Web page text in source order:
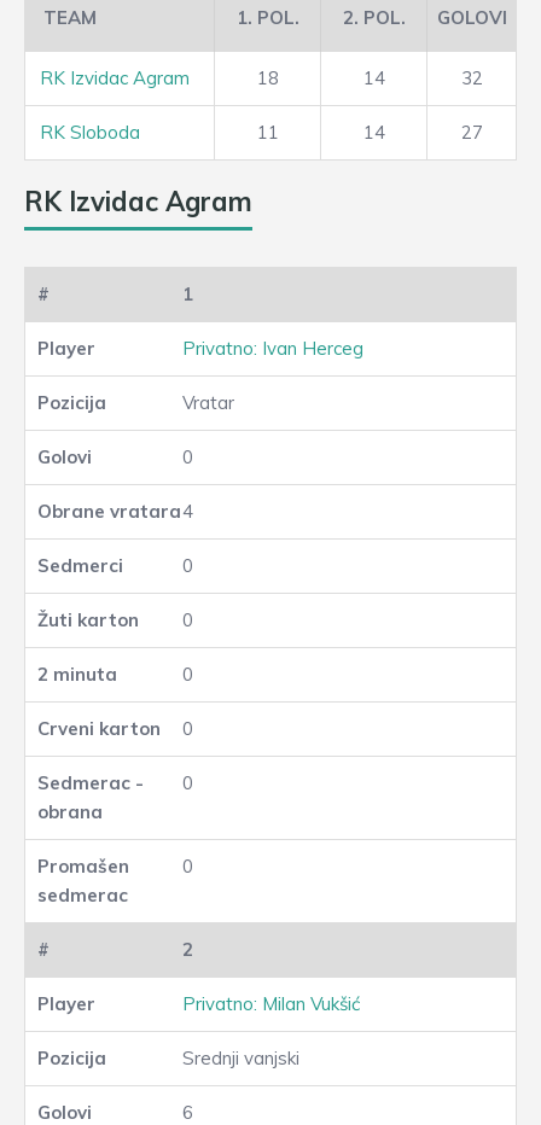
TEAM 1. POL. 2. POL. GOLOVI
RK Izvidac Agram 18 14 32
RK Sloboda 11 14 27
RK Izvidac Agram
1
Privatno: Ivan Herceg
Vratar
0
4
0
0
0
0
0
0
2
Privatno: Milan Vukšić
Srednji vanjski
6